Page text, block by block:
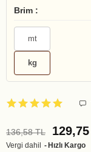
Brim :
mt
kg
136,58 TL
Vergi dahil Hızlı Kargo